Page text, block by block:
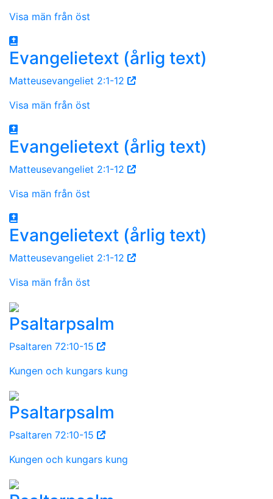
Visa män från öst
Evangelietext (årlig text)
Matteusevangeliet 2:1-12
Visa män från öst
Evangelietext (årlig text)
Matteusevangeliet 2:1-12
Visa män från öst
Evangelietext (årlig text)
Matteusevangeliet 2:1-12
Visa män från öst
Psaltarpsalm
Psaltaren 72:10-15
Kungen och kungars kung
Psaltarpsalm
Psaltaren 72:10-15
Kungen och kungars kung